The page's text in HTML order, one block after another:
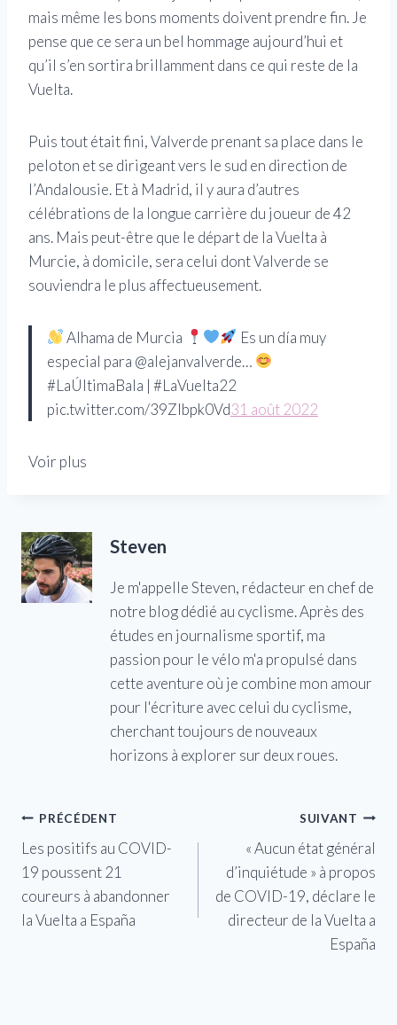
mais même les bons moments doivent prendre fin. Je
pense que ce sera un bel hommage aujourd’hui et
qu’il s’en sortira brillamment dans ce qui reste de la
Vuelta.
Puis tout était fini, Valverde prenant sa place dans le
peloton et se dirigeant vers le sud en direction de
l’Andalousie. Et à Madrid, il y aura d’autres
célébrations de la longue carrière du joueur de 42
ans. Mais peut-être que le départ de la Vuelta à
Murcie, à domicile, sera celui dont Valverde se
souviendra le plus affectueusement.
Alhama de Murcia
Es un día muy
especial para @alejanvalverde…
#LaÚltimaBala | #LaVuelta22
pic.twitter.com/39Zlbpk0Vd31 août 2022
Voir plus
Steven
Je m'appelle Steven, rédacteur en chef de
notre blog dédié au cyclisme. Après des
études en journalisme sportif, ma
passion pour le vélo m'a propulsé dans
cette aventure où je combine mon amour
pour l'écriture avec celui du cyclisme,
cherchant toujours de nouveaux
horizons à explorer sur deux roues.
Navigation
de
l’article
PRÉCÉDENT
Les positifs au COVID-
19 poussent 21
coureurs à abandonner
la Vuelta a España
SUIVANT
« Aucun état général
d’inquiétude » à propos
de COVID-19, déclare le
directeur de la Vuelta a
España